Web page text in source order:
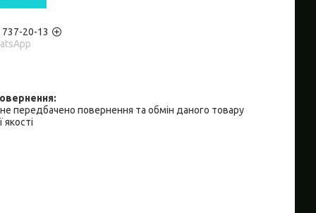
737-20-13
передбачено повернення та обмін даного товару